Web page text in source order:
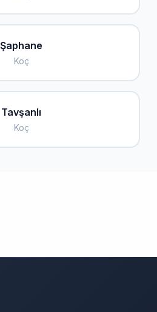
Şaphane
Koç
Tavşanlı
Koç